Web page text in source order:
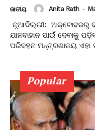
ଜାତୀୟ Anita Rath -
ନୂଆଦିଲ୍ଲୀ: ଅକ୍ଟୋବରରୁ
ଯାନବାହାନ ପାଇଁ ଦେବାକୁ
ପରିବହନ ମନ୍ତ୍ରଣାଳୟ ଏହା
Popular